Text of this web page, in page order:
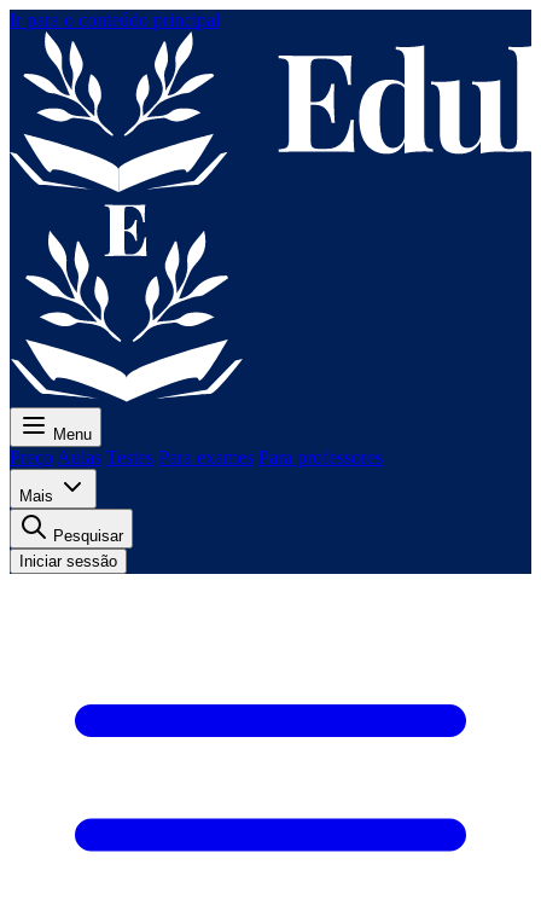
Ir para o conteúdo principal
Menu
Preço Aulas Testes Para exames Para professores
Mais
Pesquisar
Iniciar sessão